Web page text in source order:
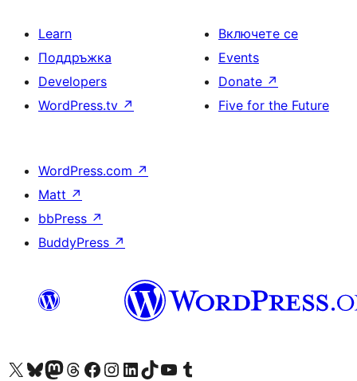
Learn
Поддръжка
Developers
WordPress.tv ↗
Включете се
Events
Donate ↗
Five for the Future
WordPress.com ↗
Matt ↗
bbPress ↗
BuddyPress ↗
Visit our X (formerly Twitter) account
Visit our Bluesky account
Visit our Mastodon account
Visit our Threads account
Посетете нашата страница във Facebook
Посетете нашия профил в Instagram
Посетете нашия профил в LinkedIn
Visit our TikTok account
Visit our YouTube channel
Visit our Tumblr account